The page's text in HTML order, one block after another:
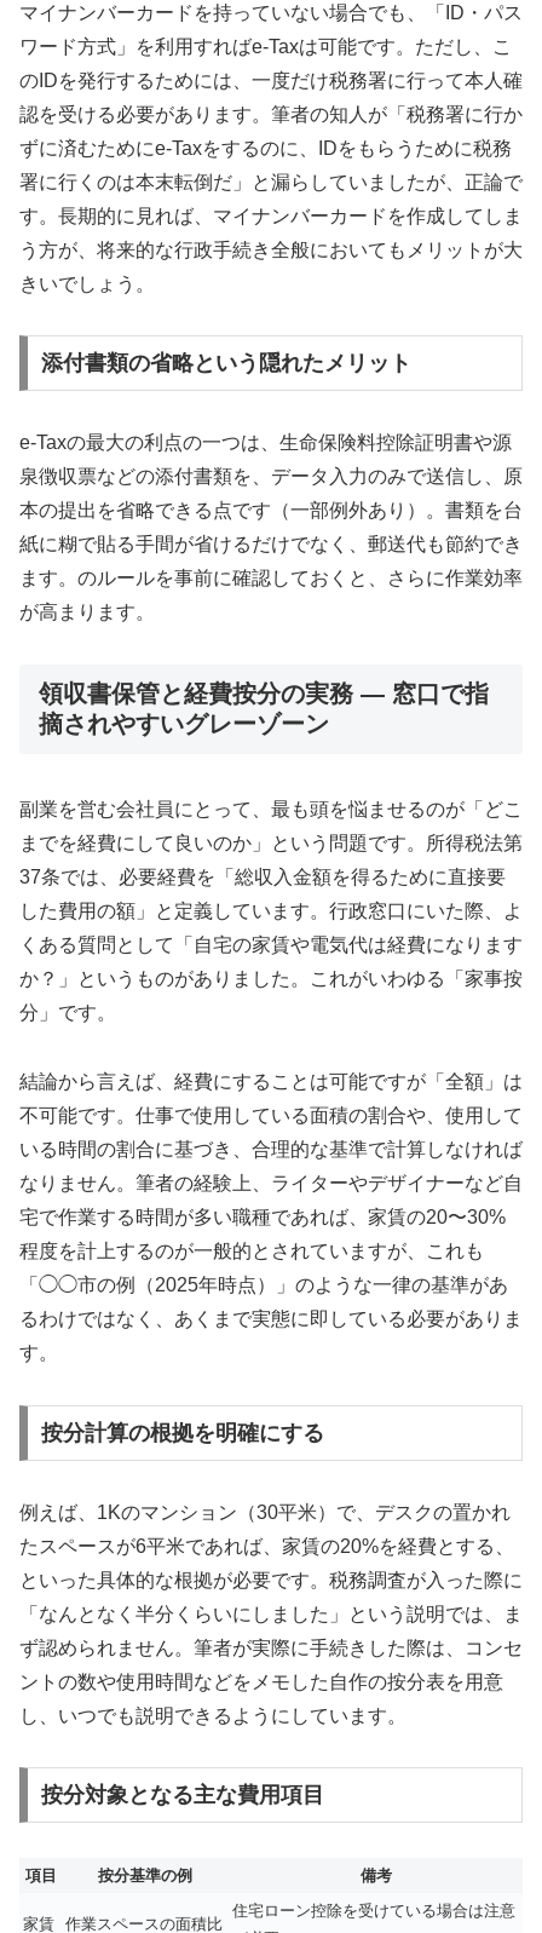
マイナンバーカードを持っていない場合でも、「ID・パス
ワード方式」を利用すればe-Taxは可能です。ただし、こ
のIDを発行するためには、一度だけ税務署に行って本人確
認を受ける必要があります。筆者の知人が「税務署に行か
ずに済むためにe-Taxをするのに、IDをもらうために税務
署に行くのは本末転倒だ」と漏らしていましたが、正論で
す。長期的に見れば、マイナンバーカードを作成してしま
う方が、将来的な行政手続き全般においてもメリットが大
きいでしょう。
添付書類の省略という隠れたメリット
e-Taxの最大の利点の一つは、生命保険料控除証明書や源
泉徴収票などの添付書類を、データ入力のみで送信し、原
本の提出を省略できる点です（一部例外あり）。書類を台
紙に糊で貼る手間が省けるだけでなく、郵送代も節約でき
ます。のルールを事前に確認しておくと、さらに作業効率
が高まります。
領収書保管と経費按分の実務 — 窓口で指
摘されやすいグレーゾーン
副業を営む会社員にとって、最も頭を悩ませるのが「どこ
までを経費にして良いのか」という問題です。所得税法第
37条では、必要経費を「総収入金額を得るために直接要
した費用の額」と定義しています。行政窓口にいた際、よ
くある質問として「自宅の家賃や電気代は経費になります
か？」というものがありました。これがいわゆる「家事按
分」です。
結論から言えば、経費にすることは可能ですが「全額」は
不可能です。仕事で使用している面積の割合や、使用して
いる時間の割合に基づき、合理的な基準で計算しなければ
なりません。筆者の経験上、ライターやデザイナーなど自
宅で作業する時間が多い職種であれば、家賃の20〜30%
程度を計上するのが一般的とされていますが、これも
「◯◯市の例（2025年時点）」のような一律の基準があ
るわけではなく、あくまで実態に即している必要がありま
す。
按分計算の根拠を明確にする
例えば、1Kのマンション（30平米）で、デスクの置かれ
たスペースが6平米であれば、家賃の20%を経費とする、
といった具体的な根拠が必要です。税務調査が入った際に
「なんとなく半分くらいにしました」という説明では、ま
ず認められません。筆者が実際に手続きした際は、コンセ
ントの数や使用時間などをメモした自作の按分表を用意
し、いつでも説明できるようにしています。
按分対象となる主な費用項目
項目 按分基準の例 備考
家賃 作業スペースの面積比
住宅ローン控除を受けている場合は注意